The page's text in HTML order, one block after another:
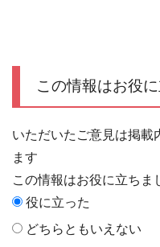
この情報はお役
いただいたご意見は掲載
ます
この情報はお役に立ちま
役に立った
どちらともいえない